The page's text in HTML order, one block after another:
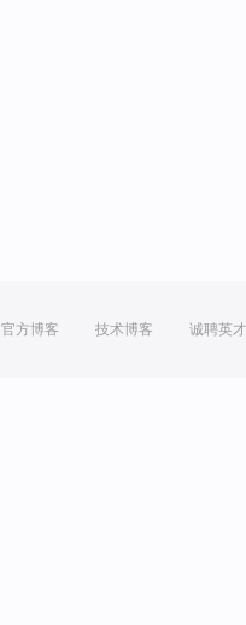
官方博客 技术博客 诚聘英才